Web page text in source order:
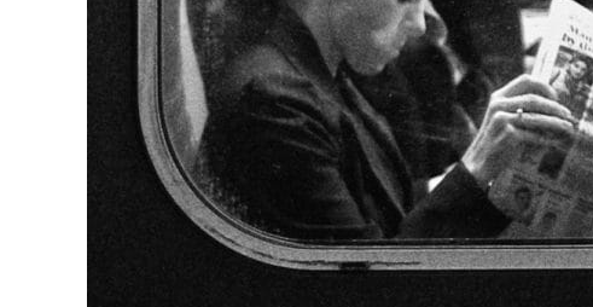
GERMANOMICS
HÖRSAAL